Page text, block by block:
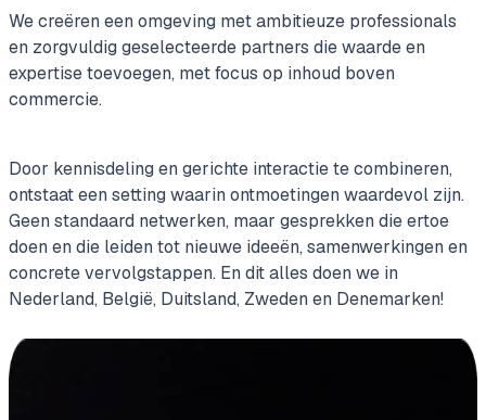
We creëren een omgeving met ambitieuze professionals
en zorgvuldig geselecteerde partners die waarde en
expertise toevoegen, met focus op inhoud boven
commercie.
Door kennisdeling en gerichte interactie te combineren,
ontstaat een setting waarin ontmoetingen waardevol zijn.
Geen standaard netwerken, maar gesprekken die ertoe
doen en die leiden tot nieuwe ideeën, samenwerkingen en
concrete vervolgstappen. En dit alles doen we in
Nederland, België, Duitsland, Zweden en Denemarken!